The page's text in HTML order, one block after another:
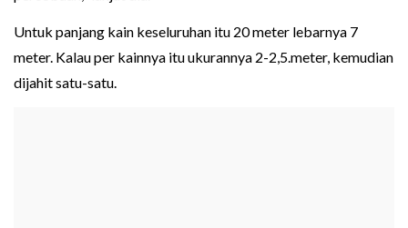
Untuk panjang kain keseluruhan itu 20 meter lebarnya 7
meter. Kalau per kainnya itu ukurannya 2-2,5.meter, kemudian
dijahit satu-satu.